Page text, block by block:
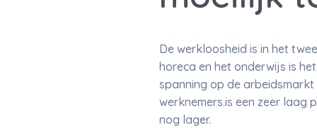
De werkloosheid is in het
horeca en het onderwijs is
spanning op de
werknemers.is een zeer laag
nog lager.